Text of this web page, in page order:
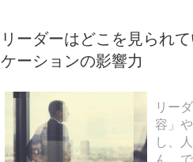
リーダーはどこを見られ
ケーションの影響力
リー
容」
し、
ん。